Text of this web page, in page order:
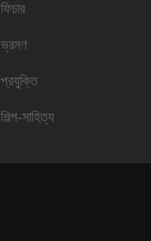
ফিচার
ভ্রমণ
প্রযুক্তি
শিল্প-সাহিত্য